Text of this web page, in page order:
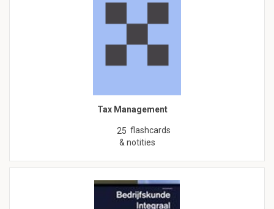
Tax Management
25 flashcards
& notities